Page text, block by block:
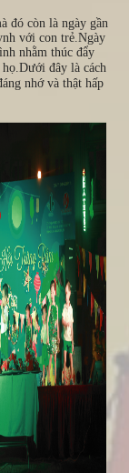
đó còn là ngày gần
với con trẻ.Ngày
nhằm thúc đẩy
Dưới đây là cách
nhớ và thật hấp